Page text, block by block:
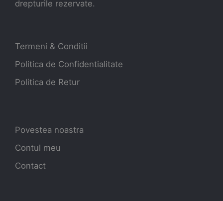
drepturile rezervate.
Termeni & Conditii
Politica de Confidentialitate
Politica de Retur
Povestea noastra
Contul meu
Contact